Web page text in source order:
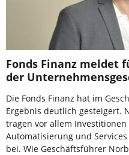
Fonds Finanz meldet
der
Die Fonds Finanz hat im
Ergebnis deutlich gesteigert.
tragen vor allem
Automatisierung und
bei. Wie Geschäftsführer